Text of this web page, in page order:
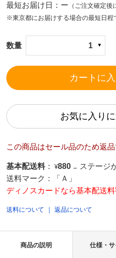
最短お届け日：ー （ご注文確定後
※東京都にお届けする場合の最短日程
数量 1
カートに
お気に入り
この商品はセール品のため返
基本配送料 ： ¥880 → ステージ
送料マーク：
「Ａ」
ディノスカードなら基本配送料
送料について ｜返品について
商品の説明 仕様・